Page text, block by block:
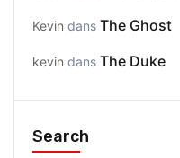
Kevin dans The Ghost
kevin dans The Duke
Search